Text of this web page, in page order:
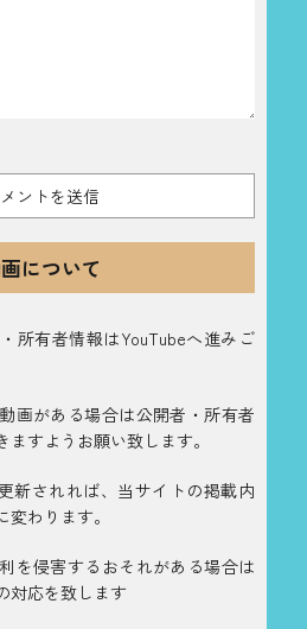
について
所有者情報はYouTubeへ進みご
画がある場合は公開者・所有者
すようお願い致します。
新されれば、当サイトの掲載内
わります。
を侵害するおそれがある場合は
対応を致します